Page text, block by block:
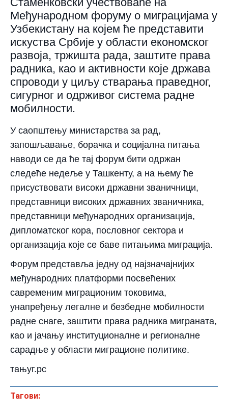
Међународном форуму о миграцијама у
Узбекистану на којем ће представити
искуства Србије у области економског
развоја, тржишта рада, заштите права
радника, као и активности које држава
спроводи у циљу стварања праведног,
сигурног и одрживог система радне
мобилности.
У саопштењу министарства за рад,
запошљавање, борачка и социјална питања
наводи се да ће тај форум бити одржан
следеће недеље у Ташкенту, а на њему ће
присуствовати високи државни званичници,
представници високих државних званичника,
представници међународних организација,
дипломатског кора, пословног сектора и
организација које се баве питањима миграција.
Форум представља једну од најзначајнијих
међународних платформи посвећених
савременим миграционим токовима,
унапређењу легалне и безбедне мобилности
радне снаге, заштити права радника миграната,
као и јачању институционалне и регионалне
сарадње у области миграционе политике.
тањуг.рс
Тагови: